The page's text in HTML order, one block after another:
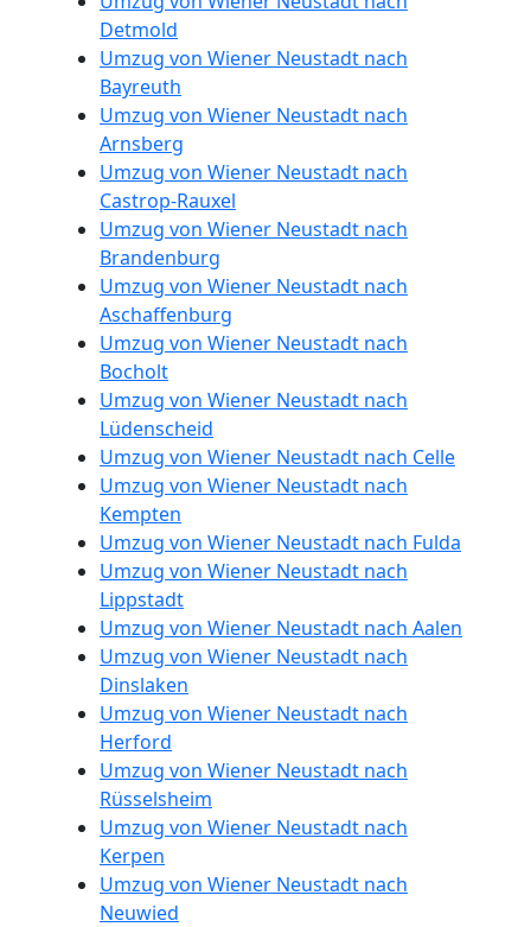
Detmold
Umzug von Wiener Neustadt nach
Bayreuth
Umzug von Wiener Neustadt nach
Arnsberg
Umzug von Wiener Neustadt nach
Castrop-Rauxel
Umzug von Wiener Neustadt nach
Brandenburg
Umzug von Wiener Neustadt nach
Aschaffenburg
Umzug von Wiener Neustadt nach
Bocholt
Umzug von Wiener Neustadt nach
Lüdenscheid
Umzug von Wiener Neustadt nach Celle
Umzug von Wiener Neustadt nach
Kempten
Umzug von Wiener Neustadt nach Fulda
Umzug von Wiener Neustadt nach
Lippstadt
Umzug von Wiener Neustadt nach Aalen
Umzug von Wiener Neustadt nach
Dinslaken
Umzug von Wiener Neustadt nach
Herford
Umzug von Wiener Neustadt nach
Rüsselsheim
Umzug von Wiener Neustadt nach
Kerpen
Umzug von Wiener Neustadt nach
Neuwied
Kunsttransport
Wiener
Neustadt
Umzug
Wiener
Neustadt
Mann
LKW
Möbellift
Wiener
Neustadt